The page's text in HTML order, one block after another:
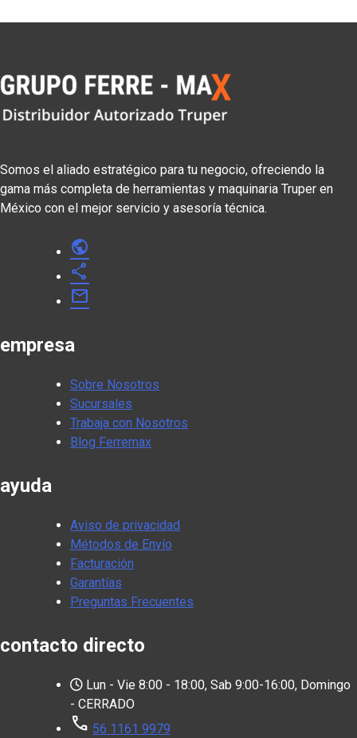
Somos el aliado estratégico para tu negocio, ofreciendo la
gama más completa de herramientas y maquinaria Truper en
México con el mejor servicio y asesoría técnica.
public
share
mail
empresa
Sobre Nosotros
Sucursales
Trabaja con Nosotros
Blog Ferremax
ayuda
Aviso de privacidad
Métodos de Envío
Facturación
Garantías
Preguntas Frecuentes
contacto directo
Lun - Vie 8:00 - 18:00, Sab 9:00-16:00, Domingo
- CERRADO
call 56 1161 9979